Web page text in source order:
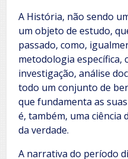
A História, não sendo
um objeto de estudo,
passado, como,
metodologia específica,
investigação, análise
todo um conjunto de
que fundamenta as
é, também, uma ciência
da verdade.
A narrativa do período